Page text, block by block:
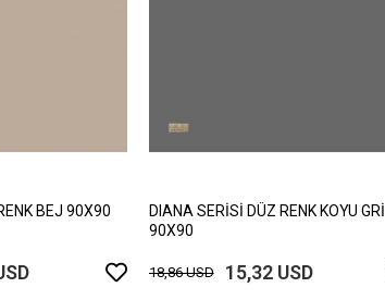
BEJ 90X90
DIANA SERİSİ DÜZ RENK KOYU GRİ
90X90
18,86 USD 15,32 USD